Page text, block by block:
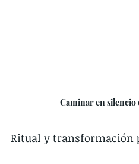
Caminar en
Ritual y transformación